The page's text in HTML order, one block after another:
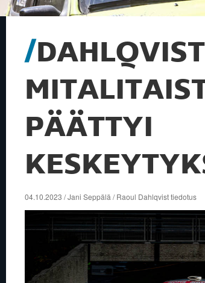
PÄÄTTYI
04.10.2023 / Jani Seppälä / Raoul Dahlqvist tiedotus